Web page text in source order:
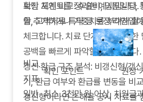
보장 체계 비교: 수술비, 입원일당,
암, 고액치료 특약 등 보장 라인업
체크합니다. 치료 단계별로 필요한
공백을 빠르게 파악할 수 있습니다.
갱신·환급 구조 분석: 비갱신형/갱
기, 환급 여부와 환급률 변동을 비
갱신형이라면 손해율 공시 자료를
확인 포인트를 정리한 예시입니다.
를 추가하거나 가중치를 부여해 활
비교
지표
확인 포인트 권장
일반 최소 3천만 원 이상, 치원금